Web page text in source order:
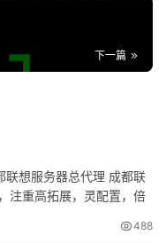
下一篇
想服务器总代理 成都联
注重高拓展，灵配置，倍
488